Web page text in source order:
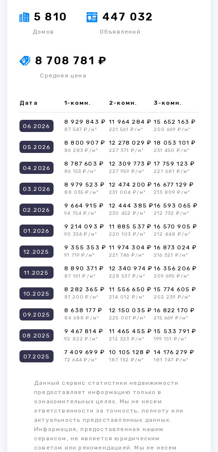
5 810
Домов
447 032
Объявлений
8 708 781 ₽
Средняя цена
Дата 1-комн. 2-комн. 3-комн.
06.2026
8 929 843 ₽
87 547 ₽/м²
11 964 284 ₽
221 561 ₽/м²
15 652 163 ₽
200 669 ₽/м²
05.2026
8 800 907 ₽
86 283 ₽/м²
12 278 029 ₽
227 371 ₽/м²
18 053 101 ₽
231 450 ₽/м²
04.2026
8 787 603 ₽
86 153 ₽/м²
12 309 773 ₽
227 959 ₽/м²
17 759 123 ₽
227 681 ₽/м²
03.2026
8 979 523 ₽
88 035 ₽/м²
12 474 200 ₽
231 004 ₽/м²
16 677 129 ₽
213 809 ₽/м²
02.2026
9 664 915 ₽
94 754 ₽/м²
12 444 385 ₽
230 452 ₽/м²
16 593 065 ₽
212 732 ₽/м²
01.2026
9 214 093 ₽
90 334 ₽/м²
11 885 537 ₽
220 103 ₽/м²
16 570 905 ₽
212 448 ₽/м²
12.2025
9 355 353 ₽
91 719 ₽/м²
11 974 304 ₽
221 746 ₽/м²
16 873 024 ₽
216 321 ₽/м²
11.2025
8 890 371 ₽
87 161 ₽/м²
12 340 974 ₽
228 537 ₽/м²
16 356 206 ₽
209 695 ₽/м²
10.2025
8 282 365 ₽
81 200 ₽/м²
11 556 650 ₽
214 012 ₽/м²
15 774 605 ₽
202 239 ₽/м²
09.2025
8 638 177 ₽
84 688 ₽/м²
12 150 035 ₽
225 001 ₽/м²
16 822 170 ₽
215 669 ₽/м²
08.2025
9 467 814 ₽
92 822 ₽/м²
11 465 455 ₽
212 323 ₽/м²
15 533 791 ₽
199 151 ₽/м²
07.2025
7 409 699 ₽
72 644 ₽/м²
10 105 128 ₽
187 132 ₽/м²
14 176 279 ₽
181 747 ₽/м²
Данный сервис статистики недвижимости
предоставляет информацию только в
ознакомительных целях. Мы не несем
ответственности за точность, полноту или
актуальность предоставленных данных.
Информация, предоставленная нашим
сервисом, не является юридическим
советом или рекомендацией. Мы не несем